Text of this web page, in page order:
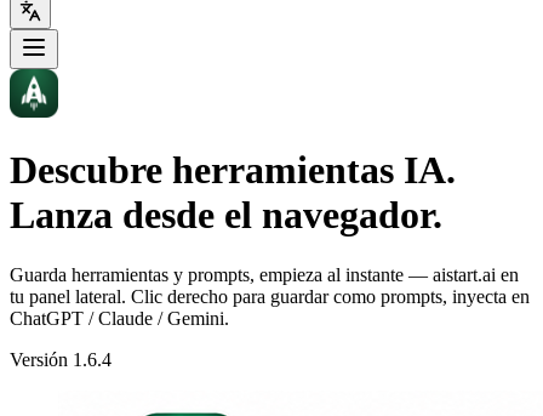
Descubre herramientas IA.
Lanza desde el navegador.
Guarda herramientas y prompts, empieza al instante — aistart.ai en
tu panel lateral. Clic derecho para guardar como prompts, inyecta en
ChatGPT / Claude / Gemini.
Versión 1.6.4